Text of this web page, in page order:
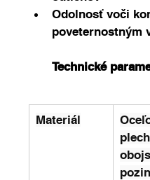
Odolnosť voči
poveternostným
Technické
Materiál